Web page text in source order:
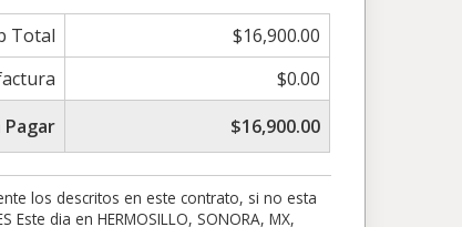
Total
$16,900.00
$0.00
$16,900.00
CONCLUIR LA INSTALACION. NO ES OBLIGACION EL ASISTIR DIAS CONSECUTIVOS. En caso de que no existieran elementos para terminar la instalacion, ajenos a la empresa, esta se agendara una vez confirmada por el cliente, y en los terminos de la agenda de ON TIME, sin exceder los 30 dias habiles. SÉPTIMA. CONFIDENCIALIDAD. EL OFRECER TRABAJOS, PREVIOS, FUTUROS, A ALGUNO DE NUESTROS EMPLEADOS, PROVEEDORES, O PERSONAL CONTRATADO POR ONTIME, SIN EL CONSENTIMIENTO, CANCELA LA RELACION DEL PRESENTE CONTRATO, ASI COMO LA CLAUSULA DE GARANTIA EN DEFINITIVA, Y LA SUSPENSION DEL PROYECTO EN EL STATUS EN EL QUE SE ENCUENTRE, OBLIGANDO AL CLIENTE A LO ACORDADO EN LA CLAUSULA CUARTA DE ESTE DOCUMENTO. ON TIME y EL CLIENTE se obligan mutuamente a utilizar con absoluta discreción y solo para cuestiones necesarias, los datos que se proporcionen mutuamente producto de la relación profesional que nace con este documento ( informacion privada del cliente, asi como informacion montos de contrato, telefonos de empleados de ON TIME, etc.). Previo a la firma del presente Contrato y en cumplimiento a lo dispuesto en la Ley Federal de Protección de Datos Personales en Posesión de los Particulares, ON TIME hizo del conocimiento a EL CLIENTE del aviso de privacidad, así como del procedimiento para ejercer los derechos de acceso, rectificación, cancelación y oposición al tratamiento de sus datos personales en adelante, derechos ARCO. Los datos de EL CLIENTE entiende y acepta los terminos de nuestro AVISO DE PRIVACIDAD el cual esta disponible en https://ontimecocinas.com/aviso-de-privacidad/ OCTAVA. – Impuestos. El Impuesto al Valor Agregado que resulte de las operaciones derivadas del precio de los servicios establecidos en el presente contrato, será pagado por EL CLIENTE en forma adicional al precio antes señalado. NOVENA. – – LA ENTREGA Y GARANTIA DE ENTREGA A TIEMPO. ON TIME se compromete a entregar en tiempo y forma, LOS TRABAJOS DE COCINA Y CLOSETS ELABORADOS 100% EN MELAMINA SOLAMENTE, SOLO LA CARPINTERIA, SIN INCLUIR LA INSTALACION, acorde al ANEXO B (proyecto final), y en caso de no ser asi, sera penalizado por retrasos de la siguiente manera. Por cada 24 horas de retraso, a EL CLIENTE se le bonificará la cantidad de $1000 pesos (mil pesos mn) diarios, por concepto de penalizacion. Entiendase como Trabajo terminado al contratado en el Anexo A y descritos en su totalidad en el ANEXO B sin incluir los TRABAJOS DEL APARTADO DE EXTRAS. EXCLUYENDO PARA SU DESCUENTO TODO LO DESC